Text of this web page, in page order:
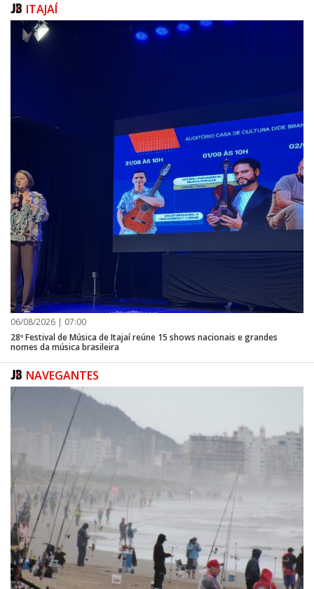
dentro do tema, que tinha uma relação com o TCC que apresentei na
metade deste ano, na Univali, sob a orientação do professor Stavros
Wrobel Abib. Aproveitei toda essa bagagem teórica e técnica, recém
adquirida, para auxiliar na elaboração do nosso protótipo.”, explicou.
equipe, para a avaliação global da organização do Nasa Space Apps,
está disponível aqui.
Final será nos EUA
Após a vitória local, a equipe aguarda o resultado da classificação
global, previsto para cinco de novembro. Os projetos serão avaliados
por especialistas da Nasa, agências espaciais parceiras e líderes da
indústria. “Nós temos chance de concorrer contra soluções
apresentadas por grupos de outros países. A etapa final será realizada
nos Estados Unidos.”, conta Vitalis.
ITAJAÍ
06/08/2026 | 07:00
28º Festival de Música de Itajaí reúne 15 shows nacionais e grandes
nomes da música brasileira
NAVEGANTES